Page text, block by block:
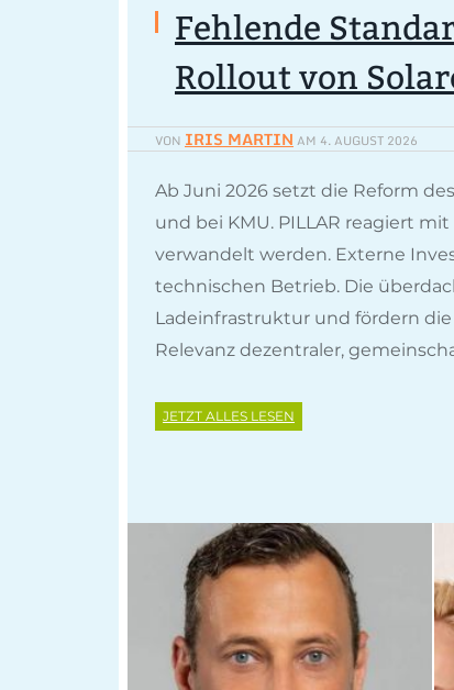
Fehlende
Rollout von
VON IRIS MARTIN AM 4. AUGUST 2026
Ab Juni 2026 setzt die Reform
und bei KMU. PILLAR reagiert
verwandelt werden. Externe
technischen Betrieb. Die
Ladeinfrastruktur und fördern
Relevanz dezentraler,
JETZT ALLES LESEN